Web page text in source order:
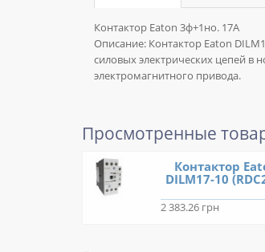
Контактор Eaton 3ф+1но. 17А
Описание: Контактор Eaton
силовых электрических цепей
электромагнитного привода.
Просмотренные
Контактор
DILM17-10
2 383.26 грн